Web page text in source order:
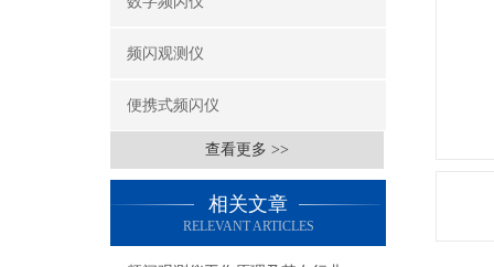
频闪观测仪
便携式频闪仪
查看更多 >>
相关文章
RELEVANT ARTICLES